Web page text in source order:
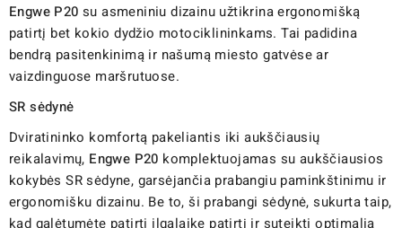
Engwe P20 su asmeniniu dizainu užtikrina ergonomišką
patirtį bet kokio dydžio motociklininkams. Tai padidina
bendrą pasitenkinimą ir našumą miesto gatvėse ar
vaizdinguose maršrutuose.
SR sėdynė
Dviratininko komfortą pakeliantis iki aukščiausių
reikalavimų, Engwe P20 komplektuojamas su aukščiausios
kokybės SR sėdyne, garsėjančia prabangiu paminkštinimu ir
ergonomišku dizainu. Be to, ši prabangi sėdynė, sukurta taip,
kad galėtumėte patirti ilgalaikę patirtį ir suteikti optimalią